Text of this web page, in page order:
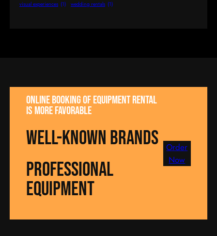
visual experiences (1) wedding rentals (1)
Online booking of equipment rental
is more favorable
well-known brands
Professional
equipment
Order
Now